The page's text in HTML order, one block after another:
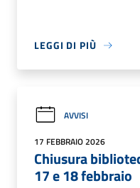
LEGGI DI PIÙ
AVVISI
17 FEBBRAIO 2026
Chiusura
17 e 18 febbraio